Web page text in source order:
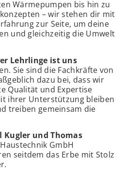
Wärmepumpen bis hin zu
– wir stehen dir mit
zur Seite, um deine
und gleichzeitig die Umwelt
Lehrlinge ist uns
Sie sind die Fachkräfte von
dazu bei, dass wir
Qualität und Expertise
ihrer Unterstützung bleiben
treiben gemeinsam die
Kugler und Thomas
GmbH
seitdem das Erbe mit Stolz